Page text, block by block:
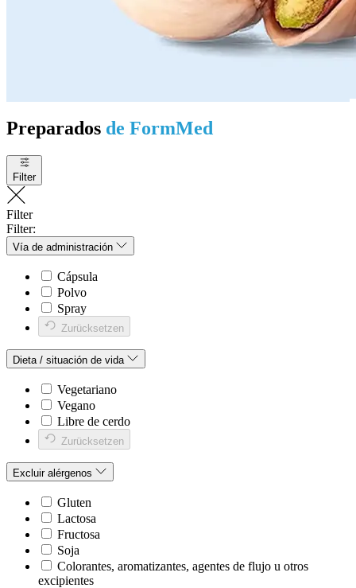
Preparados de FormMed
Filter
Filter
Filter:
Vía de administración
Cápsula
Polvo
Spray
Zurücksetzen
Dieta / situación de vida
Vegetariano
Vegano
Libre de cerdo
Zurücksetzen
Excluir alérgenos
Gluten
Lactosa
Fructosa
Soja
Colorantes, aromatizantes, agentes de flujo u otros
excipientes